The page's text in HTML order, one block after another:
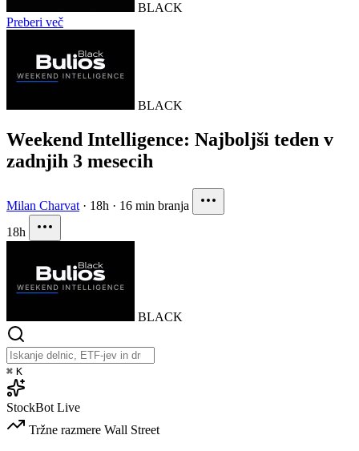
BLACK
Preberi več
BLACK
Weekend Intelligence: Najboljši teden v
zadnjih 3 mesecih
Milan Charvat · 18h · 16 min branja
18h
BLACK
⌘ K
StockBot Live
Tržne razmere Wall Street